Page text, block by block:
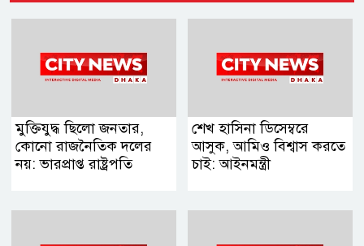
মুক্তিযুদ্ধ ছিলো জনতার,
কোনো রাজনৈতিক দলের
নয়: ভারপ্রাপ্ত রাষ্ট্রপতি
শেখ হাসিনা ডিসেম্বরে
আসুক, আমিও বিশ্বাস করতে
চাই: আইনমন্ত্রী